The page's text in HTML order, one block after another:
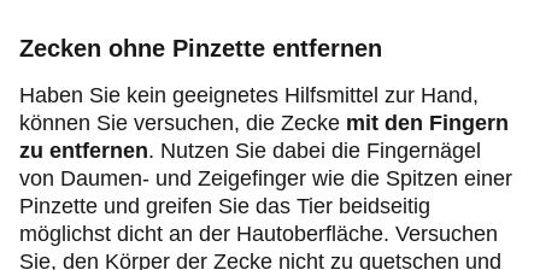
Zecken ohne Pinzette entfernen
Haben Sie kein geeignetes Hilfsmittel zur Hand,
können Sie versuchen, die Zecke mit den Fingern
zu entfernen. Nutzen Sie dabei die Fingernägel
von Daumen- und Zeigefinger wie die Spitzen einer
Pinzette und greifen Sie das Tier beidseitig
möglichst dicht an der Hautoberfläche. Versuchen
Sie, den Körper der Zecke nicht zu quetschen und